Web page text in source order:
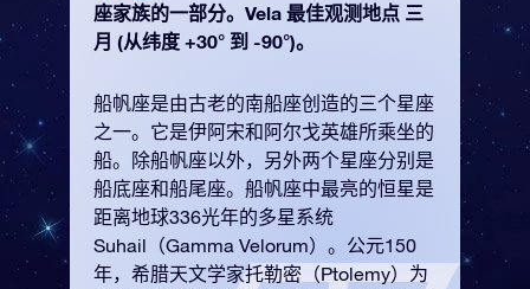
座家族的一部分。Vela 最佳观测地点 三
月 (从纬度 +30° 到 -90°)。
船帆座是由古老的南船座创造的三个星座
之一。它是伊阿宋和阿尔戈英雄所乘坐的
船。除船帆座以外，另外两个星座分别是
船底座和船尾座。船帆座中最亮的恒星是
距离地球336光年的多星系统
Suhail（Gamma Velorum）。公元150
年，希腊天文学家托勒密（Ptolemy）为